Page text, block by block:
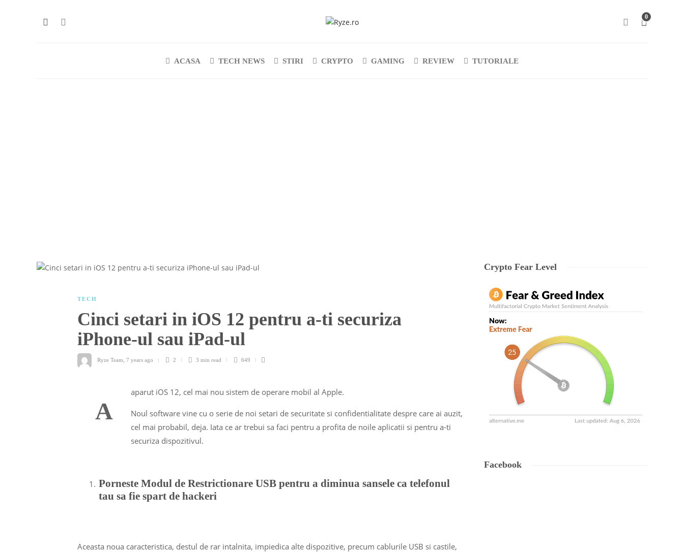
0
ACASA TECH NEWS STIRI CRYPTO GAMING REVIEW TUTORIALE
TECH
Cinci setari in iOS 12 pentru a-ti securiza
iPhone-ul sau iPad-ul
Ryze Team 7 years ago 2 3 min read 649
A
aparut iOS 12, cel mai nou sistem de operare mobil al Apple.
Noul software vine cu o serie de noi setari de securitate si confidentialitate despre care ai auzit,
cel mai probabil, deja. Iata ce ar trebui sa faci pentru a profita de noile aplicatii si pentru a-ti
securiza dispozitivul.
Porneste Modul de Restrictionare USB pentru a diminua sansele ca telefonul
tau sa fie spart de hackeri
Aceasta noua caracteristica, destul de rar intalnita, impiedica alte dispozitive, precum cablurile USB si castile,
Crypto Fear Level
Facebook